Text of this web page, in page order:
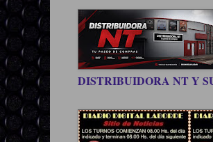
DISTRIBUIDORA NT Y